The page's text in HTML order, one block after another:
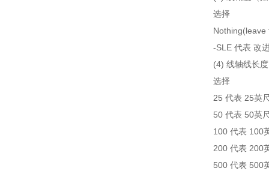
选择
Nothing(leave
-SLE 代表 改
(4) 线轴线长度
选择
25 代表 25英
50 代表 50英
100 代表 100
200 代表 200
500 代表 500